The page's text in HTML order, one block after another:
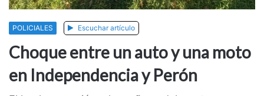
POLICIALES Escuchar artículo
Choque entre un auto y una moto
en Independencia y Perón